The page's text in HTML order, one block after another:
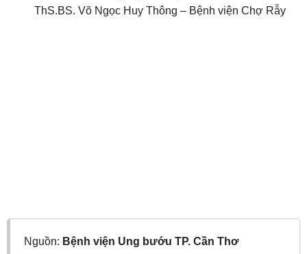
ThS.BS. Võ Ngọc Huy Thông – Bệnh viện Chợ Rẫy
Nguồn: Bệnh viện Ung bướu TP. Cần Thơ